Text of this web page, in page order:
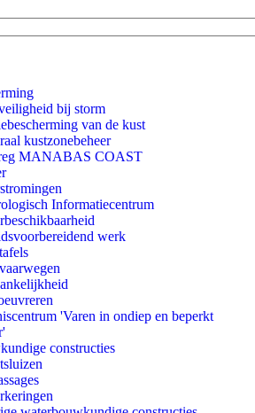
bij storm
van de kust
kustzonebeheer
MANABAS COAST
Informatiecentrum
werk
'Varen in ondiep en beperkt
constructies